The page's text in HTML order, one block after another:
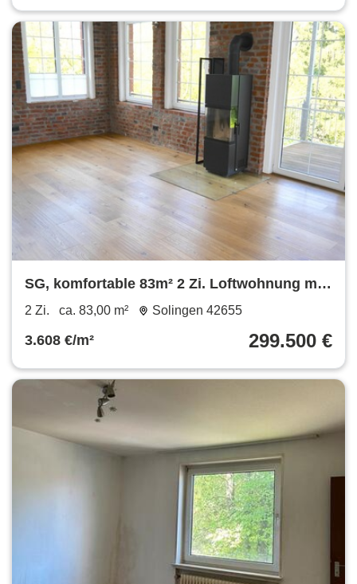
SG, komfortable 83m² 2 Zi. Loftwohnung mit
Unikat-Charakter, Balkon, Stellplatz, EBK
2 Zi. ca. 83,00 m² Solingen 42655
3.608 €/m² 299.500 €